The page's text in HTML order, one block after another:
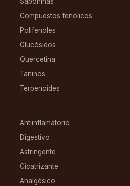
Compuestos fenólicos
Polifenoles
Glucósidos
Quercetina
Taninos
Terpenoides
Antiinflamatorio
Digestivo
Astringente
Cicatrizante
Analgésico